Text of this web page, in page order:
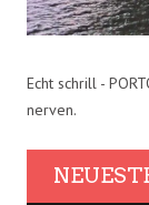
Echt schrill -
nerven.